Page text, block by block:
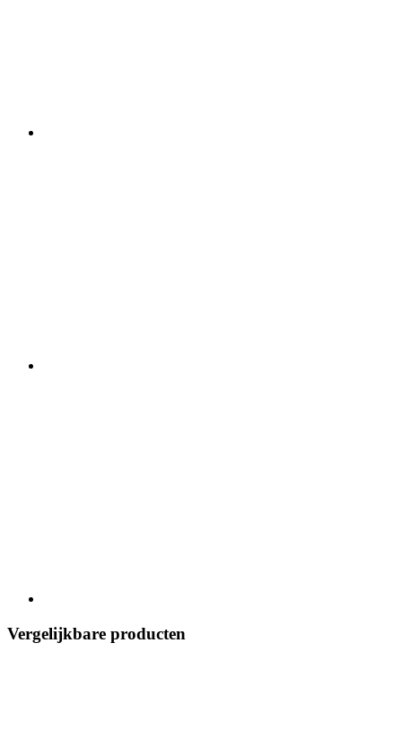
Vergelijkbare producten